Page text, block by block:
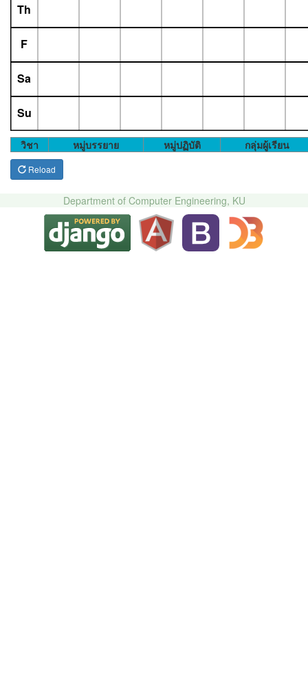
Th
F
Sa
Su
วิชา หมู่บรรยาย หมู่ปฏิบัติ กลุ่มผู้เรียน
Reload
Department of Computer Engineering, KU